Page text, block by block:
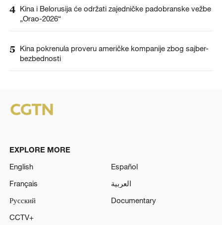
4 Kina i Belorusija će održati zajedničke padobranske vežbe
„Orao-2026“
5
Kina pokrenula proveru američke kompanije zbog sajber-
bezbednosti
EXPLORE MORE
English
Español
Français
العربية
Русский
Documentary
CCTV+